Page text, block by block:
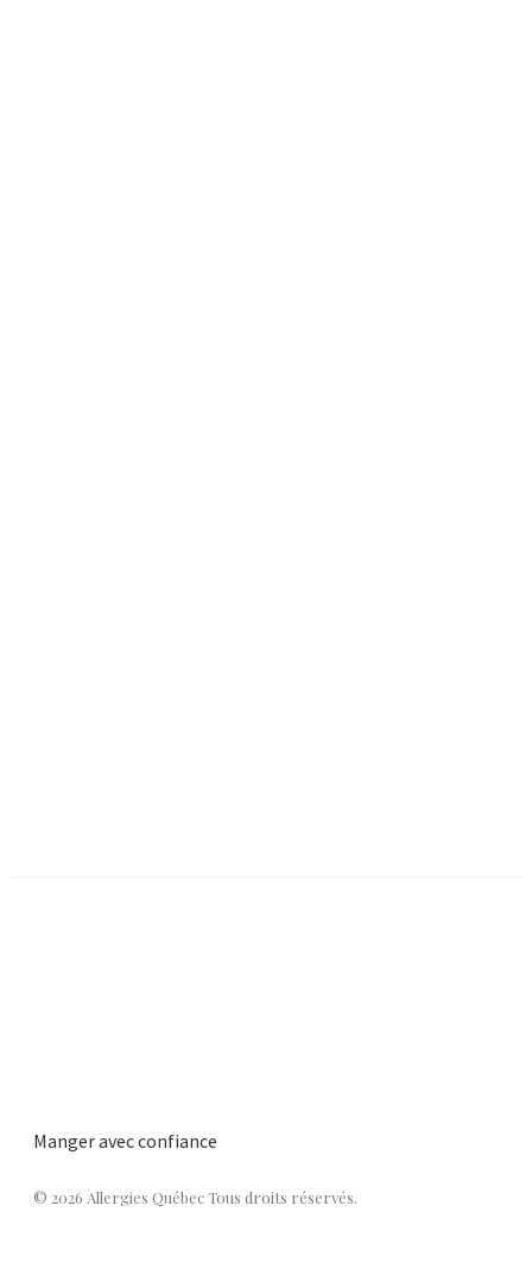
Manger avec confiance
© 2026 Allergies Québec Tous droits réservés.